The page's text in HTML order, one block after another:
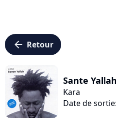
arrow_left Retour
Sante Yallah
Kara
Date de